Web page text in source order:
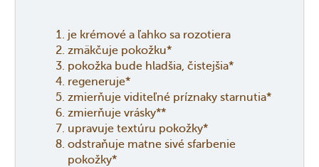
je krémové a ľahko sa rozotiera
zmäkčuje pokožku*
pokožka bude hladšia, čistejšia*
regeneruje*
zmierňuje viditeľné príznaky starnutia*
zmierňuje vrásky**
upravuje textúru pokožky*
odstraňuje matne sivé sfarbenie
pokožky*